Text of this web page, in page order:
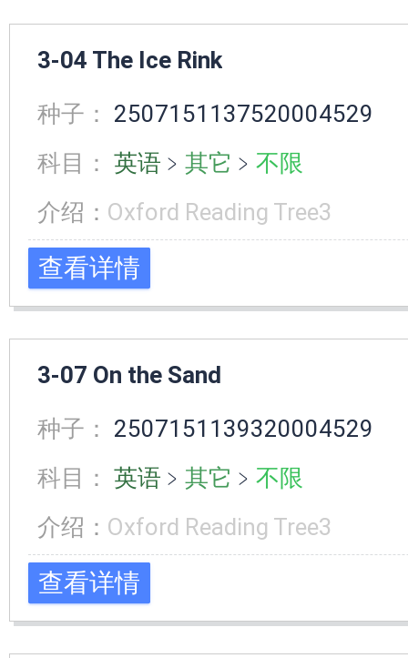
3-04 The Ice Rink
种子： 2507151137520004529
科目： 英语 ﹥ 其它 ﹥ 不限
介绍： Oxford Reading Tree3
查看详情
3-07 On the Sand
种子： 2507151139320004529
科目： 英语 ﹥ 其它 ﹥ 不限
介绍： Oxford Reading Tree3
查看详情